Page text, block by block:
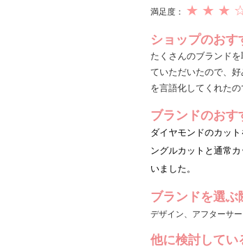
満足度： ★ ★ ★
ショップのおす
たくさんのブランド
ていただいたので、
を言語化してくれた
ブランドのおす
ダイヤモンドのカッ
ングルカットと通常
いました。
ブランドを選ぶ
デザイン、アフターサ
他に検討してい